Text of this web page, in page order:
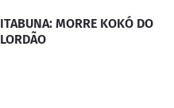
ITABUNA: MORRE KOKÓ DO
LORDÃO